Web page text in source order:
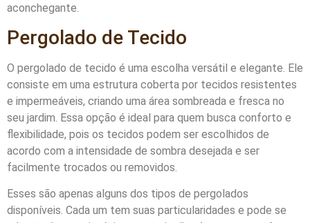
aconchegante.
Pergolado de Tecido
O pergolado de tecido é uma escolha versátil e elegante. Ele
consiste em uma estrutura coberta por tecidos resistentes
e impermeáveis, criando uma área sombreada e fresca no
seu jardim. Essa opção é ideal para quem busca conforto e
flexibilidade, pois os tecidos podem ser escolhidos de
acordo com a intensidade de sombra desejada e ser
facilmente trocados ou removidos.
Esses são apenas alguns dos tipos de pergolados
disponíveis. Cada um tem suas particularidades e pode se